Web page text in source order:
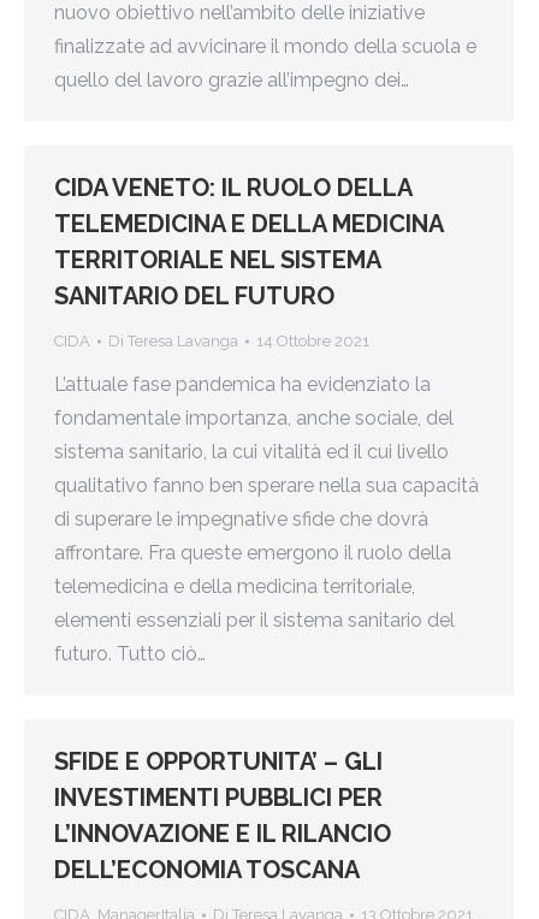
nuovo obiettivo nell’ambito delle iniziative
finalizzate ad avvicinare il mondo della scuola e
quello del lavoro grazie all’impegno dei…
CIDA VENETO: IL RUOLO DELLA
TELEMEDICINA E DELLA MEDICINA
TERRITORIALE NEL SISTEMA
SANITARIO DEL FUTURO
CIDA Di Teresa Lavanga 14 Ottobre 2021
L’attuale fase pandemica ha evidenziato la
fondamentale importanza, anche sociale, del
sistema sanitario, la cui vitalità ed il cui livello
qualitativo fanno ben sperare nella sua capacità
di superare le impegnative sfide che dovrà
affrontare. Fra queste emergono il ruolo della
telemedicina e della medicina territoriale,
elementi essenziali per il sistema sanitario del
futuro. Tutto ciò…
SFIDE E OPPORTUNITA’ – GLI
INVESTIMENTI PUBBLICI PER
L’INNOVAZIONE E IL RILANCIO
DELL’ECONOMIA TOSCANA
CIDA, ManagerItalia Di Teresa Lavanga 13 Ottobre 2021